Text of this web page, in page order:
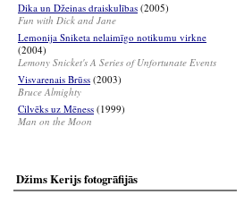
Dika un Džeinas draiskulības (2005)
Fun with Dick and Jane
Lemonija Sniketa nelaimīgo notikumu virkne
(2004)
Lemony Snicket's A Series of Unfortunate Events
Visvarenais Brūss (2003)
Bruce Almighty
Cilvēks uz Mēness (1999)
Man on the Moon
Džims Kerijs fotogrāfijās